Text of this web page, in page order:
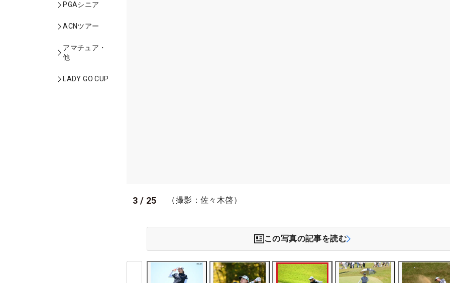
PGAシニア
ACNツアー
アマチュア・
他
LADY GO CUP
3 / 25 （撮影：佐々木啓）
この写真の記事を読む